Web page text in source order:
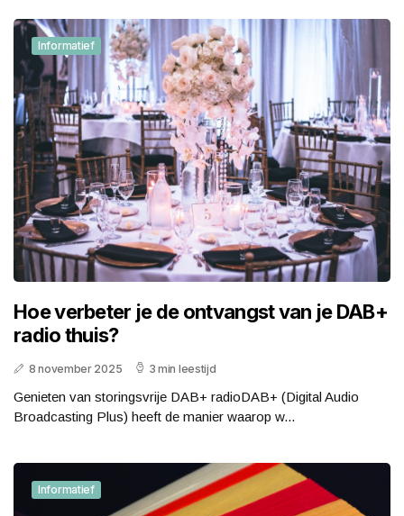
Informatief
Hoe verbeter je de ontvangst van je DAB+
radio thuis?
8 november 2025 3 min leestijd
Genieten van storingsvrije DAB+ radioDAB+ (Digital Audio
Broadcasting Plus) heeft de manier waarop w...
Informatief